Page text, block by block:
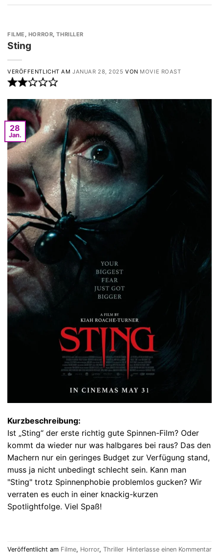
FILME HORROR ,THRILLER
Sting
VERÖFFENTLICHT AMJANUAR 28, 2025 VON MOVIE ROAST
28
Jan.
Kurzbeschreibung:
Ist „Sting“ der erste richtig gute Spinnen-Film? Oder
kommt da wieder nur was halbgares bei raus? Das den
Machern nur ein geringes Budget zur Verfügung stand,
muss ja nicht unbedingt schlecht sein. Kann man
"Sting" trotz Spinnenphobie problemlos gucken? Wir
verraten es euch in einer knackig-kurzen
Spotlightfolge. Viel Spaß!
Veröffentlicht am Filme, Horror, Thriller Hinterlasse einen Kommentar